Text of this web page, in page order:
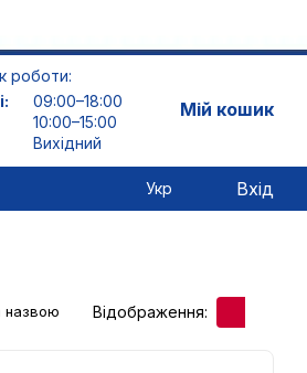
роботи:
09:00–18:00
10:00–15:00
Вихідний
Мій кошик
Укр Вхід
назвою Відображення: